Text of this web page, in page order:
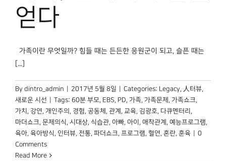
얻다
가족이란 무엇일까? 힘들 때는 든든한 응원군이 되고, 슬픈 때는
[...]
By dintro_admin 2017년 5월 8일 Categories: Legacy 人터뷰
새로운 시선
Tags: 60분 부모 EBS PD 가족 가족문제 가족쇼크
가치
강연 개인주의 경험 공동체 관계 교육 김광호 다큐멘터리
마더쇼크 문제의식 시대상 식습관 아빠 아이 애착관계 예능프로그램
육아 육아방식 인터뷰 전통 파더쇼크 프로그램 혈연 혼란 훈육
0
Comments
Read More